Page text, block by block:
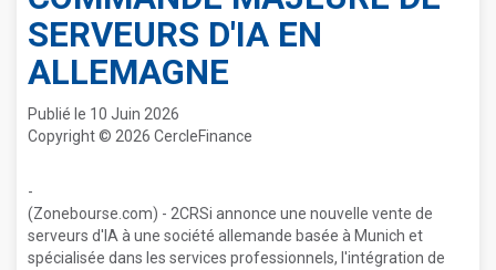
SERVEURS D'IA EN
ALLEMAGNE
Publié le 10 Juin 2026
Copyright © 2026 CercleFinance
-
(Zonebourse.com) - 2CRSi annonce une nouvelle vente de
serveurs d'IA à une société allemande basée à Munich et
spécialisée dans les services professionnels, l'intégration de